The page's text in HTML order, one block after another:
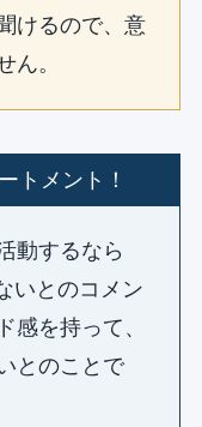
けるので、意
ん。
トメント！
動するなら
いとのコメン
感を持って、
とのことで